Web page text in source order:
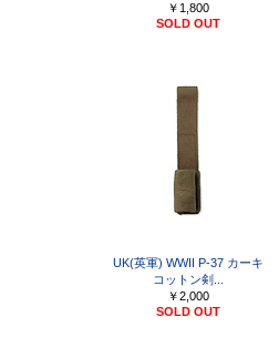
￥1,800
SOLD OUT
UK(英軍) WWII P-37 カーキ
コットン剣...
￥2,000
SOLD OUT